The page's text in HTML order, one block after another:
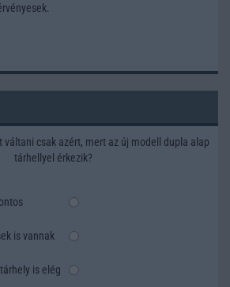
váltani csak azért, mert az új modell dupla alap
tárhellyel érkezik?
is vannak
is elég